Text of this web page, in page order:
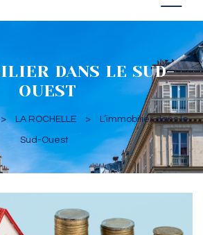
DANS LE SUD-
OUEST
> LA ROCHELLE > L’immobilier dans le
Sud-Ouest